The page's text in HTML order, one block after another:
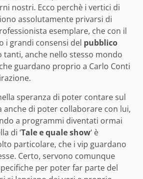
nostri. Ecco perchè i vertici di
assolutamente privarsi di
esemplare, che con il
i grandi consensi del pubblico
tanti, anche nello stesso mondo
guardano proprio a Carlo Conti
speranza di poter contare sul
anche di poter collaborare con lui,
a programmi diventati ormai
di ‘Tale e quale show‘ è
particolare, che i vip guardano
Certo, servono comunque
per poter far parte del